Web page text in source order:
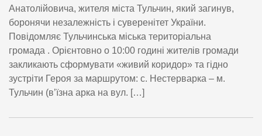
Анатолійовича, жителя міста Тульчин, який загинув,
боронячи незалежність і суверенітет України.
Повідомляє Тульчинська міська територіальна
громада . Орієнтовно о 10:00 годині жителів громади
закликають сформувати «живий коридор» та гідно
зустріти Героя за маршрутом: с. Нестерварка – м.
Тульчин (в’їзна арка на вул. […]